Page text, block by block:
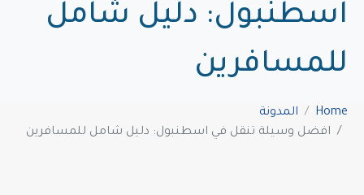
اسطنبول: دليل شامل
للمسافرين
Home
المدونة
افضل وسيلة تنقل في اسطنبول: دليل شامل للمسافرين